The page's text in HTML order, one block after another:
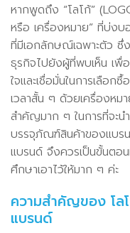
หากพูดถึง “โลโก้”
หรือ เครื่องหมาย” ที่บ่ง
ที่มีเอกลักษณ์เฉพาะตัว ซึ่
ธุรกิจไปยังผู้ที่พบเห็น เพื่อ
ใจและเชื่อมั่นในการเลือก
เวลาสั้น ๆ ด้วยเครื่องห
สำคัญมาก ๆ ในการที่จะน
บรรจุภัณฑ์สินค้าของแบร
แบรนด์ จึงควรเป็นขั้นตอน
ศึกษาเอาไว้ให้มาก ๆ ค่ะ
ความสำคัญของ โ
แบรนด์